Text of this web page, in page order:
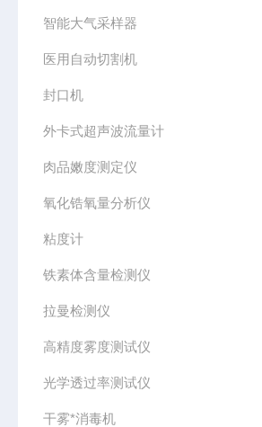
智能大气采样器
医用自动切割机
封口机
外卡式超声波流量计
肉品嫩度测定仪
氧化锆氧量分析仪
粘度计
铁素体含量检测仪
拉曼检测仪
高精度雾度测试仪
光学透过率测试仪
干雾*消毒机